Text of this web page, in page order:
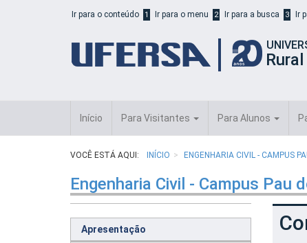
Ir para o conteúdo 1 Ir para o menu 2 Ir para a busca 3 Ir
Início Para Visitantes Para Alunos
VOCÊ ESTÁ AQUI: INÍCIO ENGENHARIA CIVIL - CAMPUS
Engenharia Civil - Campus Pau
Apresentação